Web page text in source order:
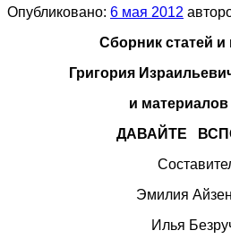
Опубликовано: 6 мая 2012
Сборник статей
Григория
и
ДАВАЙТЕ
Эмилия
Илья